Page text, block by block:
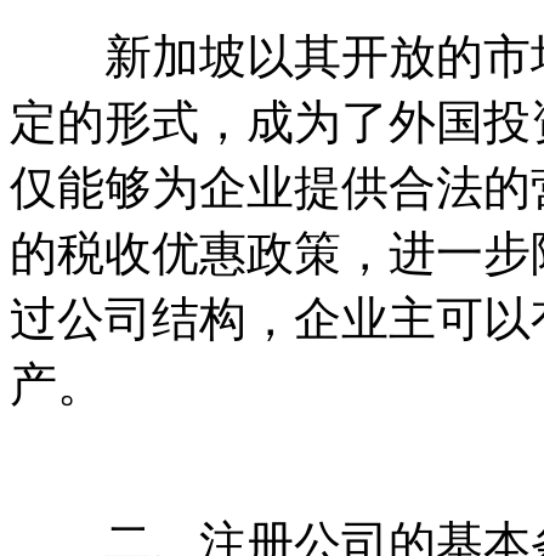
新加坡以其开放的市
定的形式，成为了外国
仅能够为企业提供合法
的税收优惠政策，进一
过公司结构，企业主可
产。
二、注册公司的基本